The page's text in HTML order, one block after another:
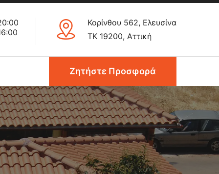
Κορίνθου 562, Ελευσίνα
ΤΚ 19200, Αττική
Ζητήστε Προσφορά